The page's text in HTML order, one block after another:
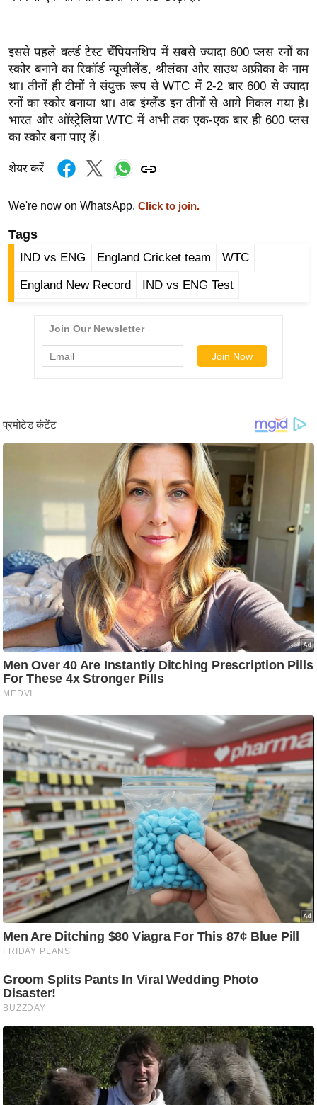
बे
मि
सा
ल
श
य
ग
इं
या
ऑ
टो
फ
म
नो
ज
न
ज
ग
बॉ
ली
वु
ड
हॉ
ली
वु
ड
फि
ल्म
स
मी
B
r
a
k
i
n
इससे पहले वर्ल्ड टेस्ट चैंपियनशिप में सबसे ज्यादा 600प्लसरनों का
स्कोर बनाने कारिकॉर्ड न्यूजीलैंड, श्रीलंका और साउथ अफ्रीकाके नाम
था। तीनों ही टीमों ने संयुक्त रूप सेWTC में 2-2 बार 600 से ज्यादा
रनों का स्कोर बनाया था। अब इंग्लैंडइन तीनों से आगे निकल गया है।
भारत और ऑस्ट्रेलिया WTC में अभी तक एक-एक बार ही 600प्लस
का स्कोर बना पाए हैं।
शेयर करें
We're now on WhatsApp. Click to join.
Tags
IND vs ENG England Cricket team WTC
England New Record IND vs ENG Test